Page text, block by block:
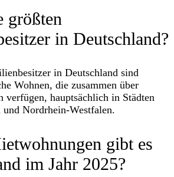
größten
in Deutschland?
in Deutschland sind
Wohnen, die zusammen über
verfügen, hauptsächlich in Städten
Nordrhein-Westfalen.
gibt es
im Jahr 2025?